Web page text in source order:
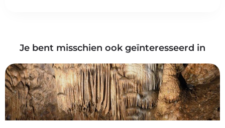
Je bent misschien ook geïnteresseerd in